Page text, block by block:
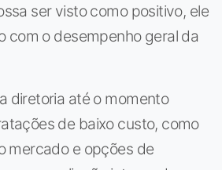
ser visto como positivo, ele
com o desempenho geral da
diretoria até o momento
de baixo custo, como
mercado e opções de